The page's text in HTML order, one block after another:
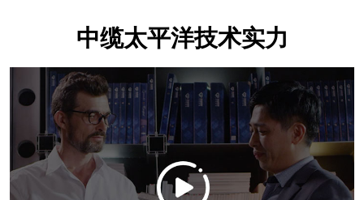
中缆太平洋技术实力